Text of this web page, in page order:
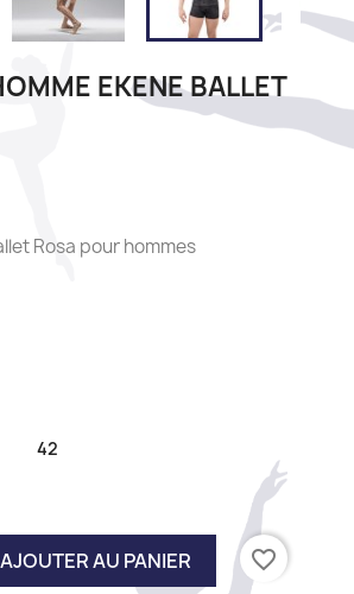
EKENE BALLET
Rosa pour hommes
42
AJOUTER AU PANIER favorite_border